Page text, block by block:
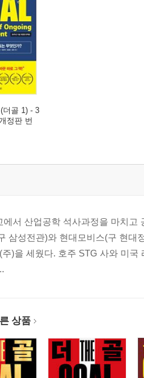
더골 1) - 3
정판 번
에서 산업공학 석사과정을 마치
삼성전관)와 현대모비스(구 현대
)을 세웠다. 호주 STG 사와 미국
상품